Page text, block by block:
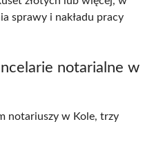
sprawy i nakładu pracy
notarialne w
notariuszy w Kole, trzy